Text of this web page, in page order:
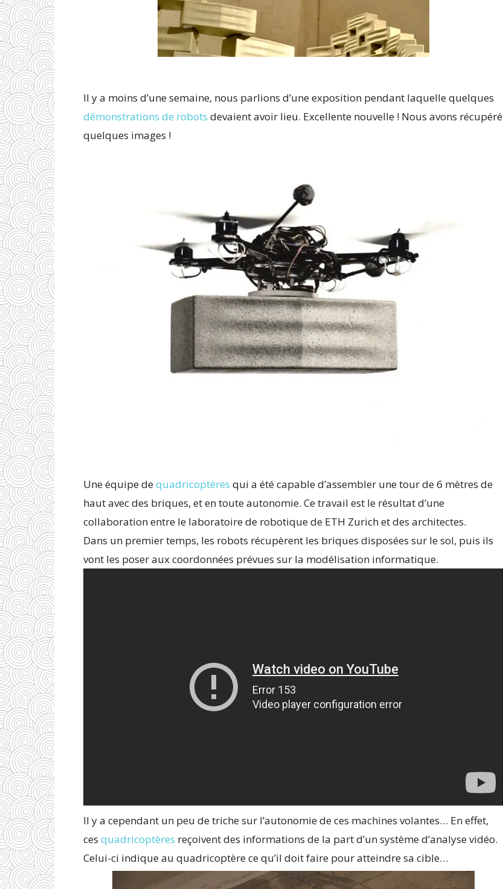
Il y a moins d’une semaine, nous parlions d’une exposition pendant laquelle quelques
démonstrations de robots devaient avoir lieu. Excellente nouvelle ! Nous avons récupéré
quelques images !
Une équipe dequadricoptères qui a été capable d’assembler une tour de 6 mètres de
haut avec des briques, et en toute autonomie. Ce travail est le résultat d’une
collaboration entre le laboratoire de robotique de ETH Zurich et des architectes.
Dans un premier temps, les robots récupèrent les briques disposées sur le sol, puis ils
vont les poser aux coordonnées prévues sur la modélisation informatique.
Il y a cependant un peu de triche sur l’autonomie de ces machines volantes… En effet,
ces quadricoptères reçoivent des informations de la part d’un système d’analyse vidéo.
Celui-ci indique au quadricoptère ce qu’il doit faire pour atteindre sa cible…